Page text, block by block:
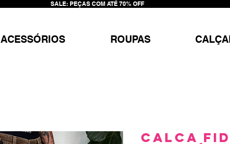
SALE: PEÇAS COM ATÉ 70% OFF
ACESSÓRIOS ROUPAS
Calca